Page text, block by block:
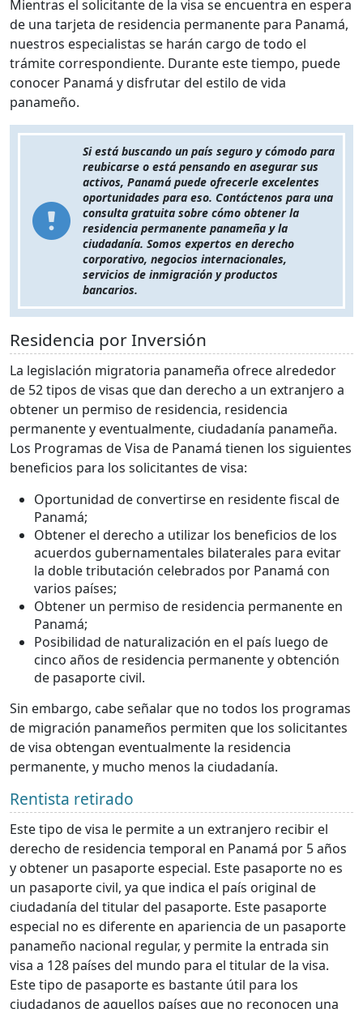
Mientras el solicitante de la visa se encuentra en espera
de una tarjeta de residencia permanente para Panamá,
nuestros especialistas se harán cargo de todo el
trámite correspondiente. Durante este tiempo, puede
conocer Panamá y disfrutar del estilo de vida
panameño.
Si está buscando un país seguro y cómodo para
reubicarse o está pensando en asegurar sus
activos, Panamá puede ofrecerle excelentes
oportunidades para eso. Contáctenos para una
consulta gratuita sobre cómo obtener la
residencia permanente panameña y la
ciudadanía. Somos expertos en derecho
corporativo, negocios internacionales,
servicios de inmigración y productos
bancarios.
Residencia por Inversión
La legislación migratoria panameña ofrece alrededor
de 52 tipos de visas que dan derecho a un extranjero a
obtener un permiso de residencia, residencia
permanente y eventualmente, ciudadanía panameña.
Los Programas de Visa de Panamá tienen los siguientes
beneficios para los solicitantes de visa:
Oportunidad de convertirse en residente fiscal de
Panamá;
Obtener el derecho a utilizar los beneficios de los
acuerdos gubernamentales bilaterales para evitar
la doble tributación celebrados por Panamá con
varios países;
Obtener un permiso de residencia permanente en
Panamá;
Posibilidad de naturalización en el país luego de
cinco años de residencia permanente y obtención
de pasaporte civil.
Sin embargo, cabe señalar que no todos los programas
de migración panameños permiten que los solicitantes
de visa obtengan eventualmente la residencia
permanente, y mucho menos la ciudadanía.
Rentista retirado
Este tipo de visa le permite a un extranjero recibir el
derecho de residencia temporal en Panamá por 5 años
y obtener un pasaporte especial. Este pasaporte no es
un pasaporte civil, ya que indica el país original de
ciudadanía del titular del pasaporte. Este pasaporte
especial no es diferente en apariencia de un pasaporte
panameño nacional regular, y permite la entrada sin
visa a 128 países del mundo para el titular de la visa.
Este tipo de pasaporte es bastante útil para los
ciudadanos de aquellos países que no reconocen una